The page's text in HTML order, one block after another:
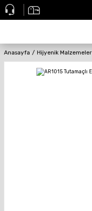
Anasayfa Hijyenik Malzemeler